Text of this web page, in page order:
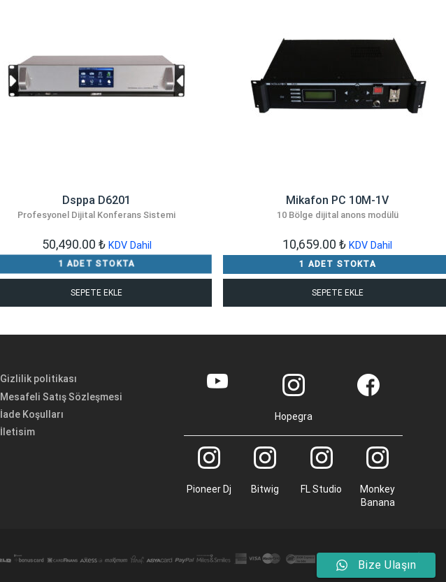
Dsppa D6201
Profesyonel Dijital Konferans Sistemi
50,490.00 ₺ KDV Dahil
1 ADET STOKTA
SEPETE EKLE
Mikafon PC 10M-1V
10 Bölge dijital anons modülü
10,659.00₺ KDV Dahil
1 ADET STOKTA
SEPETE EKLE
Gizlilik politikası
Mesafeli Satış Sözleşmesi
İade Koşulları
İletisim
Hopegra
Pioneer Dj Bitwig FL Studio
Monkey
Banana
Bize Ulaşın